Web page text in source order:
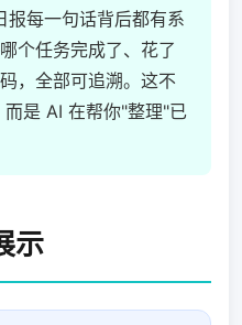
报每一句话背后都有系
个任务完成了、花了
，全部可追溯。这不
是 AI 在帮你"整理"已
示